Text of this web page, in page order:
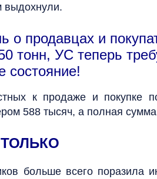
выдохнули.
о продавцах и
тонн, УС теперь
состояние!
к продаже и покупке
588 тысяч, а полная
больше всего